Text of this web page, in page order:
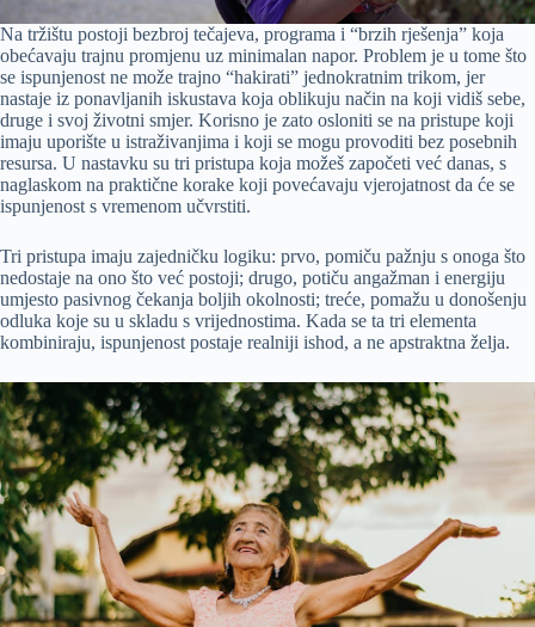
Na tržištu postoji bezbroj tečajeva, programa i “brzih rješenja” koja
obećavaju trajnu promjenu uz minimalan napor. Problem je u tome što
se ispunjenost ne može trajno “hakirati” jednokratnim trikom, jer
nastaje iz ponavljanih iskustava koja oblikuju način na koji vidiš sebe,
druge i svoj životni smjer. Korisno je zato osloniti se na pristupe koji
imaju uporište u istraživanjima i koji se mogu provoditi bez posebnih
resursa. U nastavku su tri pristupa koja možeš započeti već danas, s
naglaskom na praktične korake koji povećavaju vjerojatnost da će se
ispunjenost s vremenom učvrstiti.
Tri pristupa imaju zajedničku logiku: prvo, pomiču pažnju s onoga što
nedostaje na ono što već postoji; drugo, potiču angažman i energiju
umjesto pasivnog čekanja boljih okolnosti; treće, pomažu u donošenju
odluka koje su u skladu s vrijednostima. Kada se ta tri elementa
kombiniraju, ispunjenost postaje realniji ishod, a ne apstraktna želja.